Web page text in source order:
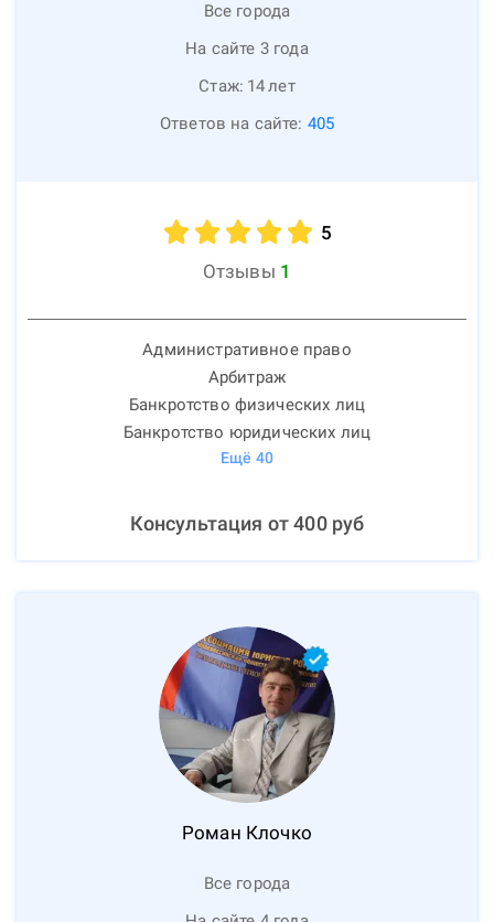
Все города
На сайте 3 года
Стаж: 14лет
Ответов на сайте: 405
5
Отзывы 1
Административное право
Арбитраж
Банкротство физических лиц
Банкротство юридических лиц
Ещё 40
Консультация от400руб
Роман Клочко
Все города